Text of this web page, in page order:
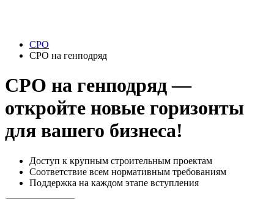
СРО
СРО на генподряд
СРО на генподряд —
откройте новые горизонты
для вашего бизнеса!
Доступ к крупным строительным проектам
Соответствие всем нормативным требованиям
Поддержка на каждом этапе вступления